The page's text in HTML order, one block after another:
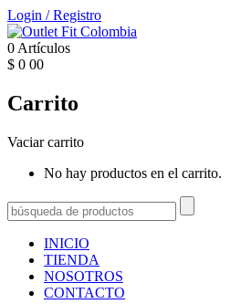
Login /Registro
0 Artículos
$ 0 00
Carrito
Vaciar carrito
No hay productos en el carrito.
INICIO
TIENDA
NOSOTROS
CONTACTO